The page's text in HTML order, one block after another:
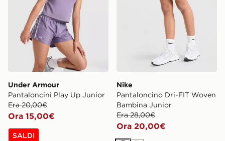
Under Armour
Pantaloncini Play Up Junior
Era 20,00€
Ora 15,00€
SALDI
Nike
Pantaloncino Dri-FIT Woven
Bambina Junior
Era 28,00€
Ora 20,00€